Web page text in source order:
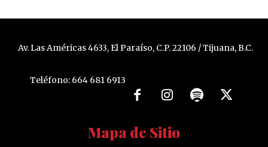
Av. Las Américas 4633, El Paraíso, C.P. 22106 / Tijuana, B.C.
Teléfono: 664 681 6913
Mapa de Sitio